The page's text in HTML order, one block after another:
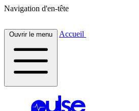
Navigation d'en-tête
Ouvrir le menu Accueil